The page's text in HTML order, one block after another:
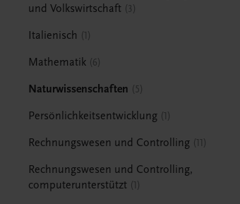
und Volkswirtschaft
3
Italienisch 1
Mathematik 6
Naturwissenschaften 5
Persönlichkeitsentwicklung 1
Rechnungswesen und Controlling 11
Rechnungswesen und Controlling,
computerunterstützt 1